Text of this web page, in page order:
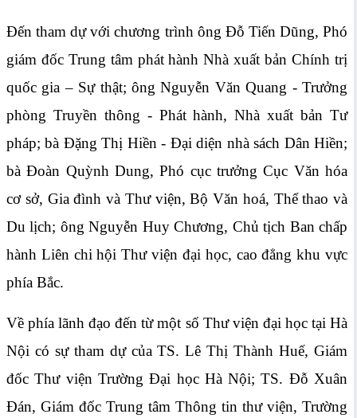
Đến tham dự với chương trình ông Đỗ Tiến Dũng, Phó
giám đốc Trung tâm phát hành Nhà xuất bản Chính trị
quốc gia – Sự thật; ông Nguyễn Văn Quang - Trưởng
phòng Truyền thông - Phát hành, Nhà xuất bản Tư
pháp; bà Đặng Thị Hiền - Đại diện nhà sách Dân Hiền;
bà Đoàn Quỳnh Dung, Phó cục trưởng Cục Văn hóa
cơ sở, Gia đình và Thư viện, Bộ Văn hoá, Thể thao và
Du lịch; ông Nguyễn Huy Chương, Chủ tịch Ban chấp
hành Liên chi hội Thư viện đại học, cao đẳng khu vực
phía Bắc.
Về phía lãnh đạo đến từ một số Thư viện đại học tại Hà
Nội có sự tham dự của TS. Lê Thị Thành Huế, Giám
đốc Thư viện Trường Đại học Hà Nội; TS. Đỗ Xuân
Đán, Giám đốc Trung tâm Thông tin thư viện, Trường